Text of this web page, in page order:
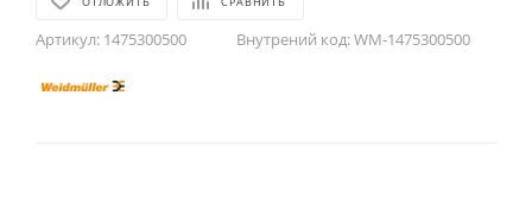
Артикул: 1475300500 Внутрений код:WM-1475300500